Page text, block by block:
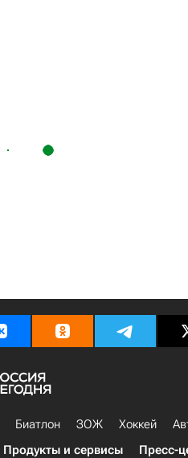
Биатлон ЗОЖ Хоккей
Продукты и сервисы Пресс-